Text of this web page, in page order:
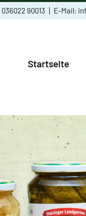
036022 90013 E-Mail:
Startseite